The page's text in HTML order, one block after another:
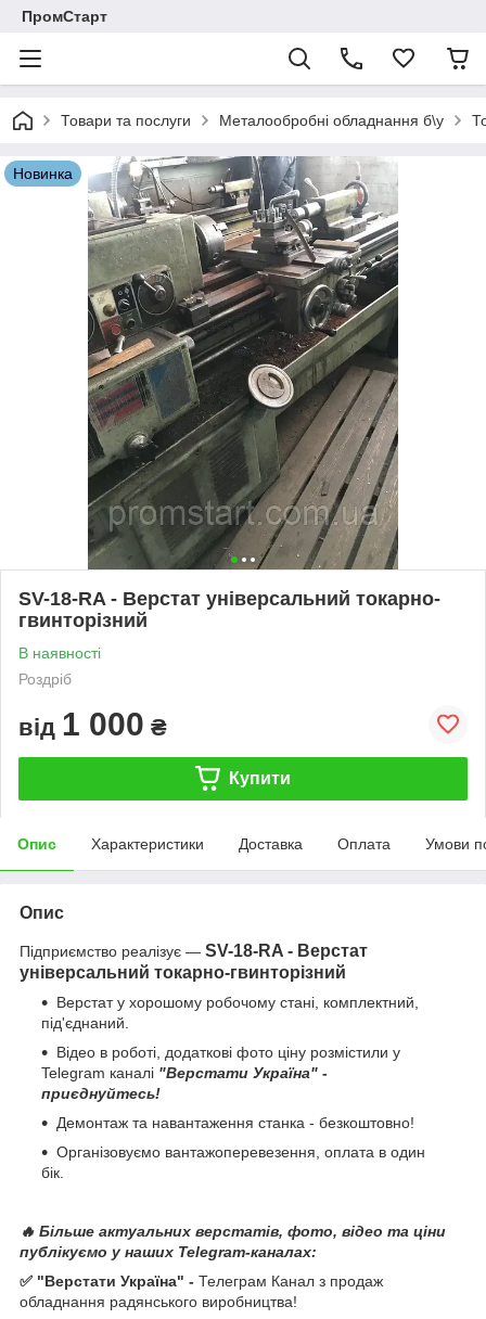
ПромСтарт
Товари та послуги Металообробні обладнання б\у
Новинка
SV-18-RA - Верстат універсальний токарно-
гвинторізний
В наявності
Роздріб
від 1 000 ₴
Купити
Опис Характеристики Доставка Оплата Умови
Опис
Підприємство реалізує — SV-18-RA - Верстат
універсальний токарно-гвинторізний
Верстат у хорошому робочому стані, комплектний,
під'єднаний.
Відео в роботі, додаткові фото ціну розмістили у
Telegram каналі "Верстати Україна" -
приєднуйтесь!
Демонтаж та навантаження станка - безкоштовно!
Організовуємо вантажоперевезення, оплата в один
бік.
🔥 Більше актуальних верстатів, фото, відео та ціни
публікуємо у наших Telegram-каналах:
✅ "Верстати Україна" - Телеграм Канал з продаж
обладнання радянського виробництва!